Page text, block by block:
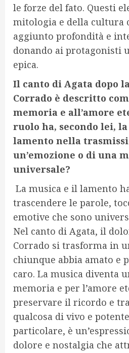
le forze del fato. Questi
mitologia e della cultura
aggiunto profondità e
donando ai protagonisti
epica.
Il canto di Agata dopo
Corrado è descritto
memoria e all’amore
ruolo ha, secondo lei,
lamento nella
un’emozione o di una
universale?
La musica e il lamento
trascendere le parole,
emotive che sono
Nel canto di Agata, il
Corrado si trasforma in
chiunque abbia amato e
caro. La musica diventa
memoria e per l’amore
preservare il ricordo e
qualcosa di vivo e
particolare, è
dolore e nostalgia che